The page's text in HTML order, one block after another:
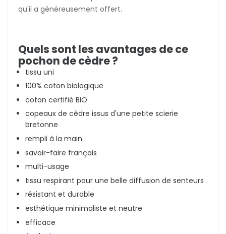
qu'il a généreusement offert.
Quels sont les avantages de ce
pochon de cèdre ?
tissu uni
100% coton biologique
coton certifié BIO
copeaux de cèdre issus d'une petite scierie
bretonne
rempli à la main
savoir-faire français
multi-usage
tissu respirant pour une belle diffusion de senteurs
résistant et durable
esthétique minimaliste et neutre
efficace